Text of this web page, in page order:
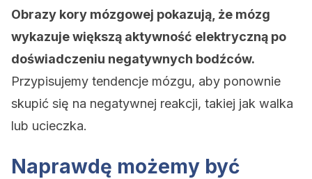
Obrazy kory mózgowej pokazują, że mózg
wykazuje większą aktywność elektryczną po
doświadczeniu negatywnych bodźców.
Przypisujemy tendencje mózgu, aby ponownie
skupić się na negatywnej reakcji, takiej jak walka
lub ucieczka.
Naprawdę możemy być